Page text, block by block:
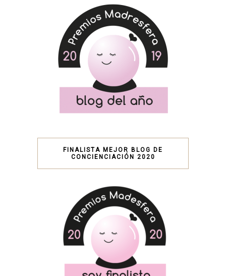
FINALISTA MEJOR BLOG DE
CONCIENCIACIÓN 2020